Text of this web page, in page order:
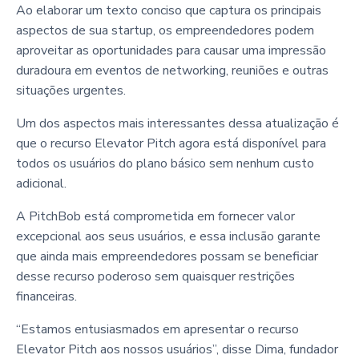
Ao elaborar um texto conciso que captura os principais
aspectos de sua startup, os empreendedores podem
aproveitar as oportunidades para causar uma impressão
duradoura em eventos de networking, reuniões e outras
situações urgentes.
Um dos aspectos mais interessantes dessa atualização é
que o recurso Elevator Pitch agora está disponível para
todos os usuários do plano básico sem nenhum custo
adicional.
A PitchBob está comprometida em fornecer valor
excepcional aos seus usuários, e essa inclusão garante
que ainda mais empreendedores possam se beneficiar
desse recurso poderoso sem quaisquer restrições
financeiras.
“Estamos entusiasmados em apresentar o recurso
Elevator Pitch aos nossos usuários”, disse Dima, fundador